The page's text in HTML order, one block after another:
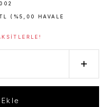
(%5,00 HAVALE